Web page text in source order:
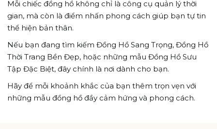
Mỗi chiếc đồng hồ không chỉ là công cụ quản lý thời
gian, mà còn là điểm nhấn phong cách giúp bạn tự tin
thể hiện bản thân.
Nếu bạn đang tìm kiếm Đồng Hồ Sang Trọng, Đồng Hồ
Thời Trang Bền Đẹp, hoặc những mẫu Đồng Hồ Sưu
Tập Đặc Biệt, đây chính là nơi dành cho bạn.
Hãy để mỗi khoảnh khắc của bạn thêm trọn vẹn với
những mẫu đồng hồ đầy cảm hứng và phong cách.